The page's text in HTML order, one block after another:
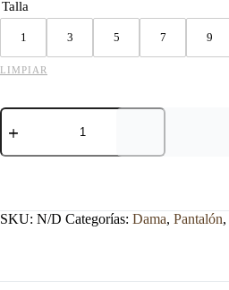
Talla
1 3 5 7 9
LIMPIAR
PANTALÓN
WRANGLER
BOOTCUT
SKU: N/D Categorías: Dama, Pantalón,